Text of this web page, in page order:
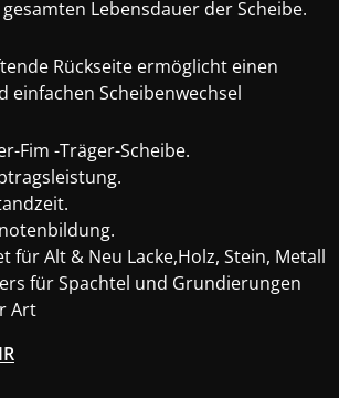
Lebensdauer der Scheibe.
Rückseite ermöglicht einen
einfachen Scheibenwechsel
Fim -Träger-Scheibe.
für Alt & Neu Lacke,Holz, Stein, Metall
für Spachtel und Grundierungen
Art